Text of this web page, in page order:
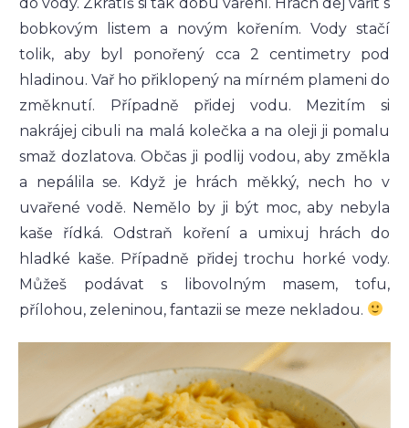
bobkovým listem a novým kořením. Vody stačí
tolik, aby byl ponořený cca 2 centimetry pod
hladinou. Vař ho přiklopený na mírném plameni do
změknutí. Případně přidej vodu. Mezitím si
nakrájej cibuli na malá kolečka a na oleji ji pomalu
smaž dozlatova. Občas ji podlij vodou, aby změkla
a nepálila se. Když je hrách měkký, nech ho v
uvařené vodě. Nemělo by ji být moc, aby nebyla
kaše řídká. Odstraň koření a umixuj hrách do
hladké kaše. Případně přidej trochu horké vody.
Můžeš podávat s libovolným masem, tofu,
přílohou, zeleninou, fantazii se meze nekladou.